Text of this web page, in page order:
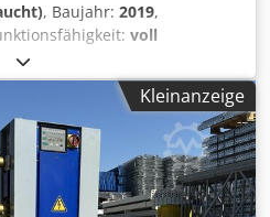
, Baujahr: 2019,
voll
Multishuttle Dematic DMS2
Gebrauchtware Baujahr
Bilder sind nur im
31,5 kg
Kartons, Tablare,
Multishuttle 2 Overview
€ 990,- netto/Stück
Kleinanzeige